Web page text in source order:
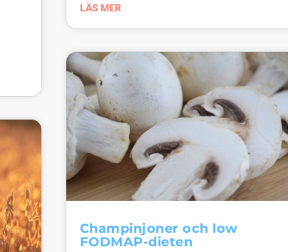
LÄS MER
Champinjoner och low
FODMAP-dieten